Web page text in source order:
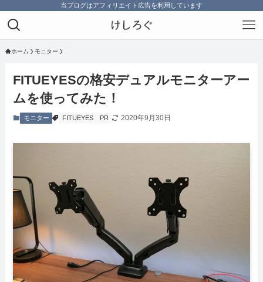
当ブログはアフィリエイト広告を利用しています
ホーム モニター
FITUEYESの格安デュアルモニターアー
ムを使ってみた！
モニター FITUEYES PR 2020年9月30日